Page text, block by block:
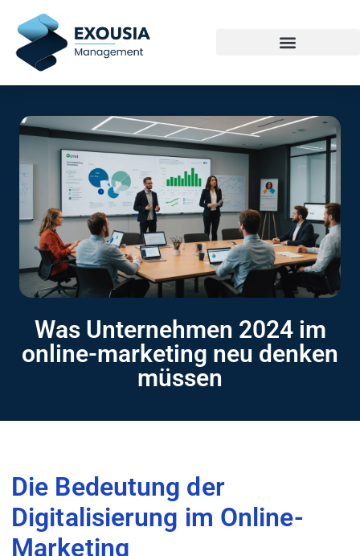
Was Unternehmen 2024 im
online-marketing neu denken
müssen
Die Bedeutung der
Digitalisierung im Online-
Marketing